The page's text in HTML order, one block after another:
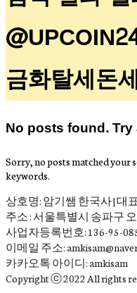
금화탈세돈
No posts found.
Sorry, no posts matched your
keywords.
상호명: 암기쌤 한국사 | 대
주소 : 서울특별시 송파구
사업자등록번호: 136-95-
이메일 주소:
카카오톡 아이디: amkisam
Copyright ⓒ 2022 All rights